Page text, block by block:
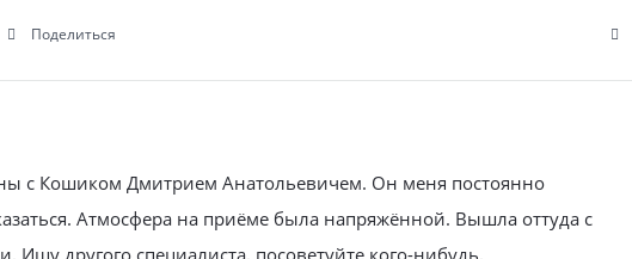
Поделиться
с Кошиком Дмитрием Анатольевичем. Он меня постоянно
Атмосфера на приёме была напряжённой. Вышла оттуда с
другого специалиста, посоветуйте кого-нибудь.